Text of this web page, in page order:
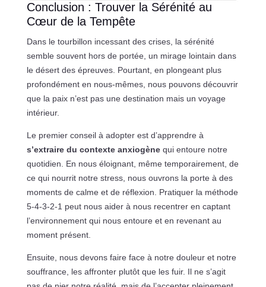
Conclusion : Trouver la Sérénité au
Cœur de la Tempête
Dans le tourbillon incessant des crises, la sérénité
semble souvent hors de portée, un mirage lointain dans
le désert des épreuves. Pourtant, en plongeant plus
profondément en nous-mêmes, nous pouvons découvrir
que la paix n’est pas une destination mais un voyage
intérieur.
Le premier conseil à adopter est d’apprendre à
s’extraire du contexte anxiogènequi entoure notre
quotidien. En nous éloignant, même temporairement, de
ce qui nourrit notre stress, nous ouvrons la porte à des
moments de calme et de réflexion. Pratiquer la méthode
5-4-3-2-1 peut nous aider à nous recentrer en captant
l’environnement qui nous entoure et en revenant au
moment présent.
Ensuite, nous devons faire face à notre douleur et notre
souffrance, les affronter plutôt que les fuir. Il ne s’agit